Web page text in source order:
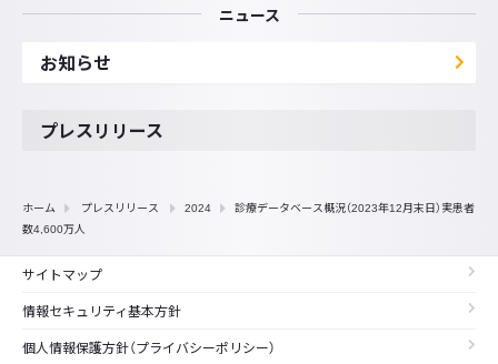
ニュース
お知らせ
プレスリリース
ホーム プレスリリース 2024
診療データベース概況（2023年12月末日）実患者
数4,600万人
サイトマップ
情報セキュリティ基本方針
個人情報保護方針（プライバシーポリシー）